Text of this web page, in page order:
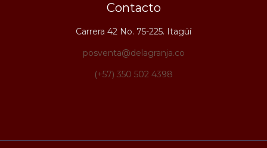
Contacto
Carrera 42 No. 75-225. Itagüí
posventa@delagranja.co
(+57) 350 502 4398